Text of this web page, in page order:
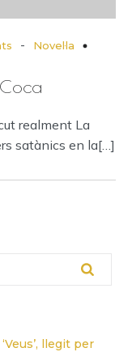
-
Novel·la
realment La
satànics en la[…]
llegit per